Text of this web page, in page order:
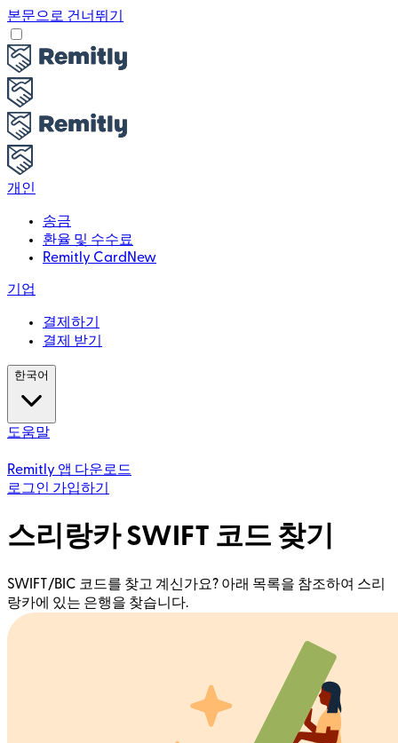
본문으로 건너뛰기
개인
송금
환율 및 수수료
Remitly Card New
기업
결제하기
결제 받기
한국어
도움말
Remitly 앱 다운로드
로그인 가입하기
스리랑카 SWIFT 코드 찾기
SWIFT/BIC 코드를 찾고 계신가요? 아래 목록을 참조하여 스리
랑카에 있는 은행을 찾습니다.